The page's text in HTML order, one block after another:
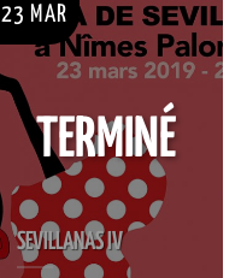
23 MAR
SEVILLANAS IV
TERMINÉ